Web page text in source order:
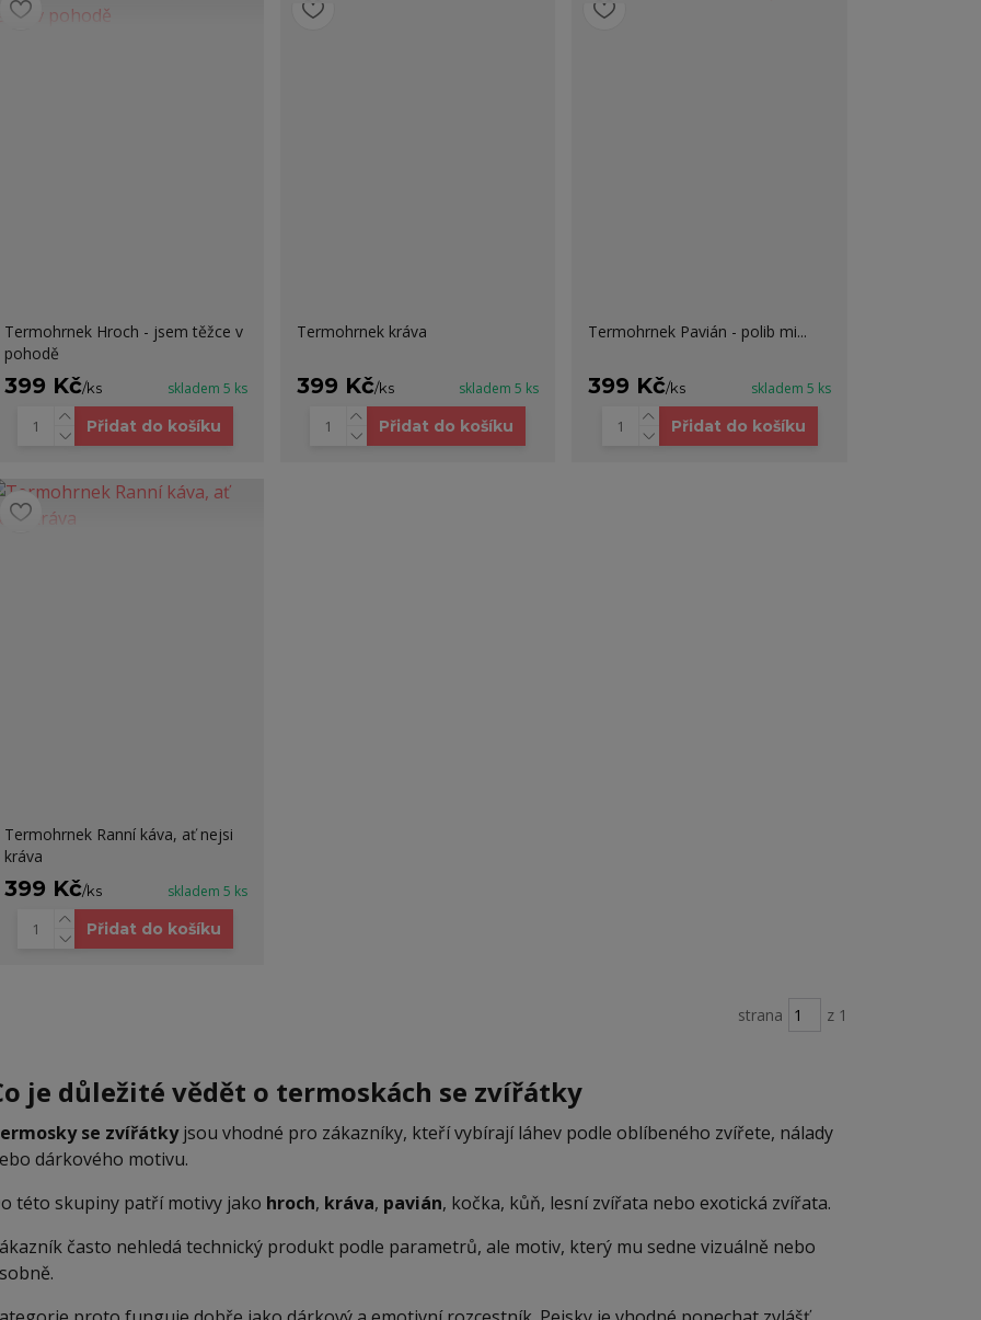
Termohrnek Hroch - jsem těžce v
pohodě
399 Kč/ks skladem 5 ks
Přidat do košíku
Termohrnek kráva
399 Kč/ks skladem 5 ks
Přidat do košíku
Termohrnek Pavián - polib mi...
399 Kč/ks skladem 5 ks
Přidat do košíku
Termohrnek Ranní káva, ať nejsi
kráva
399 Kč/ks skladem 5 ks
Přidat do košíku
strana z 1
je důležité vědět o termoskách se zvířátky
se zvířátkyjsou vhodné pro zákazníky, kteří vybírají láhev podle oblíbeného zvířete, nálady
dárkového motivu.
této skupiny patří motivy jako hroch, kráva, pavián, kočka, kůň, lesní zvířata nebo exotická zvířata.
často nehledá technický produkt podle parametrů, ale motiv, který mu sedne vizuálně nebo